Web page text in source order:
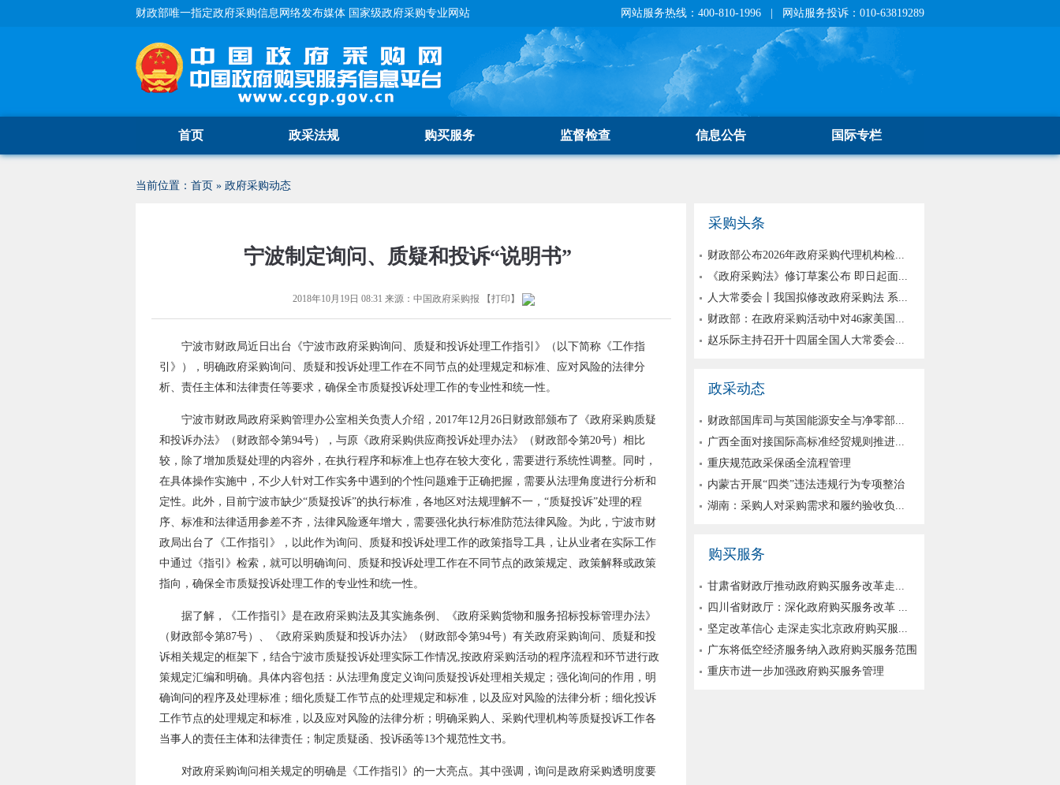
财政部唯一指定政府采购信息网络发布媒体 国家级政府采购专业网站 网站服务热线：400-810-1996 | 网站服务投诉：010-63819289
首页 政采法规 购买服务 监督检查 信息公告 国际专栏
当前位置： 首页 » 政府采购动态
宁波制定询问、质疑和投诉“说明书”
2018年10月19日 08:31 来源： 中国政府采购报 【打印 】
宁波市财政局近日出台《宁波市政府采购询问、质疑和投诉处理工作指引》（以下简称《工作指
引》），明确政府采购询问、质疑和投诉处理工作在不同节点的处理规定和标准、应对风险的法律分
析、责任主体和法律责任等要求，确保全市质疑投诉处理工作的专业性和统一性。
宁波市财政局政府采购管理办公室相关负责人介绍，2017年12月26日财政部颁布了《政府采购质疑
和投诉办法》（财政部令第94号），与原《政府采购供应商投诉处理办法》（财政部令第20号）相比
较，除了增加质疑处理的内容外，在执行程序和标准上也存在较大变化，需要进行系统性调整。同时，
在具体操作实施中，不少人针对工作实务中遇到的个性问题难于正确把握，需要从法理角度进行分析和
定性。此外，目前宁波市缺少“质疑投诉”的执行标准，各地区对法规理解不一，“质疑投诉”处理的程
序、标准和法律适用参差不齐，法律风险逐年增大，需要强化执行标准防范法律风险。为此，宁波市财
政局出台了《工作指引》，以此作为询问、质疑和投诉处理工作的政策指导工具，让从业者在实际工作
中通过《指引》检索，就可以明确询问、质疑和投诉处理工作在不同节点的政策规定、政策解释或政策
指向，确保全市质疑投诉处理工作的专业性和统一性。
据了解，《工作指引》是在政府采购法及其实施条例、《政府采购货物和服务招标投标管理办法》
（财政部令第87号）、《政府采购质疑和投诉办法》（财政部令第94号）有关政府采购询问、质疑和投
诉相关规定的框架下，结合宁波市质疑投诉处理实际工作情况,按政府采购活动的程序流程和环节进行政
策规定汇编和明确。具体内容包括：从法理角度定义询问质疑投诉处理相关规定；强化询问的作用，明
确询问的程序及处理标准；细化质疑工作节点的处理规定和标准，以及应对风险的法律分析；细化投诉
工作节点的处理规定和标准，以及应对风险的法律分析；明确采购人、采购代理机构等质疑投诉工作各
当事人的责任主体和法律责任；制定质疑函、投诉函等13个规范性文书。
对政府采购询问相关规定的明确是《工作指引》的一大亮点。其中强调，询问是政府采购透明度要
采购头条
财政部公布2026年政府采购代理机构检...
《政府采购法》修订草案公布 即日起面...
人大常委会丨我国拟修改政府采购法 系...
财政部：在政府采购活动中对46家美国...
赵乐际主持召开十四届全国人大常委会...
政采动态
财政部国库司与英国能源安全与净零部...
广西全面对接国际高标准经贸规则推进...
重庆规范政采保函全流程管理
内蒙古开展“四类”违法违规行为专项整治
湖南：采购人对采购需求和履约验收负...
购买服务
甘肃省财政厅推动政府购买服务改革走...
四川省财政厅：深化政府购买服务改革 ...
坚定改革信心 走深走实北京政府购买服...
广东将低空经济服务纳入政府购买服务范围
重庆市进一步加强政府购买服务管理